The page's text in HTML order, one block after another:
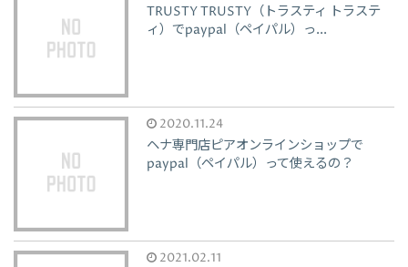
TRUSTY TRUSTY（トラスティ トラステ
ィ）でpaypal（ペイパル）っ...
2020.11.24
ヘナ専門店ピアオンラインショップで
paypal（ペイパル）って使えるの？
2021.02.11